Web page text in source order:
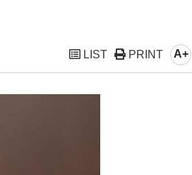
LIST PRINT A+